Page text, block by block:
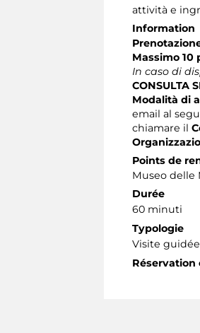
attività e
Information
Massimo 10
In caso di
CONSULTA
Modalità di
email al
chiamare il
Points de
Museo delle
Durée
60 minuti
Typologie
Visite guidée
Réservation